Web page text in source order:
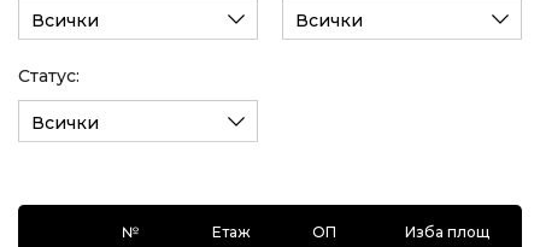
Всички Всички
Статус:
Всички
№ Етаж ОП Изба площ